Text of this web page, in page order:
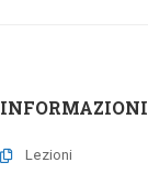
INFORMAZIONI
Lezioni